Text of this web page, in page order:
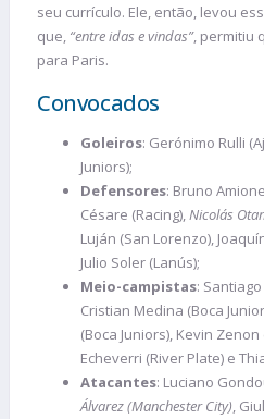
seu currículo. Ele, então, levou
que, “entre idas e vindas”, permitiu
para Paris.
Convocados
Goleiros: Gerónimo Rulli
Juniors);
Defensores: Bruno
Césare (Racing),Nicolás
Luján (San Lorenzo),
Julio Soler (Lanús);
Meio-campistas:
Cristian Medina (Boca
(Boca Juniors), Kevin
Echeverri (River Plate) e
Atacantes: Luciano
Álvarez (Manchester City),